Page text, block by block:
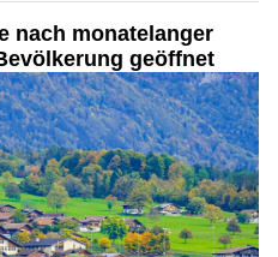
nach monatelanger
geöffnet